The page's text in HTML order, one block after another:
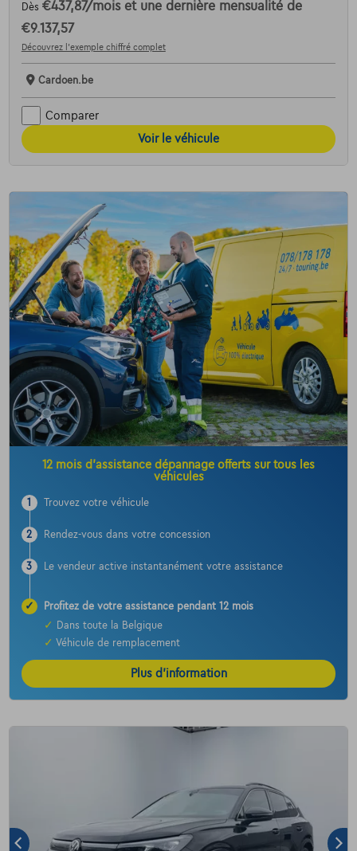
Dès €437,87/mois et une dernière mensualité de
€9.137,57
Découvrez l’exemple chiffré complet
Cardoen.be
Comparer
Voir le véhicule
12 mois d’assistance dépannage offerts sur tous les
véhicules
1 Trouvez votre véhicule
2 Rendez-vous dans votre concession
3 Le vendeur active instantanément votre assistance
✓
Profitez de votre assistance pendant 12 mois
✓
Dans toute la Belgique
✓ Véhicule de remplacement
Plus d’information